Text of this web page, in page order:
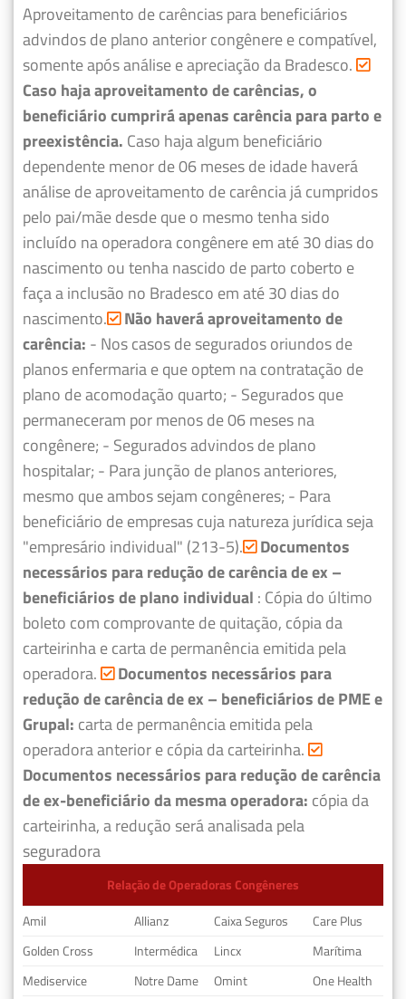
Aproveitamento de carências para beneficiários
advindos de plano anterior congênere e compatível,
somente após análise e apreciação da Bradesco.
Caso haja aproveitamento de carências, o
beneficiário cumprirá apenas carência para parto e
preexistência. Caso haja algum beneficiário
dependente menor de 06 meses de idade haverá
análise de aproveitamento de carência já cumpridos
pelo pai/mãe desde que o mesmo tenha sido
incluído na operadora congênere em até 30 dias do
nascimento ou tenha nascido de parto coberto e
faça a inclusão no Bradesco em até 30 dias do
nascimento. Não haverá aproveitamento de
carência: - Nos casos de segurados oriundos de
planos enfermaria e que optem na contratação de
plano de acomodação quarto; - Segurados que
permaneceram por menos de 06 meses na
congênere; - Segurados advindos de plano
hospitalar; - Para junção de planos anteriores,
mesmo que ambos sejam congêneres; - Para
beneficiário de empresas cuja natureza jurídica seja
"empresário individual" (213-5). Documentos
necessários para redução de carência de ex –
beneficiários de plano individual : Cópia do último
boleto com comprovante de quitação, cópia da
carteirinha e carta de permanência emitida pela
operadora.
Documentos necessários para
redução de carência de ex – beneficiários de PME e
Grupal: carta de permanência emitida pela
operadora anterior e cópia da carteirinha.
Documentos necessários para redução de carência
de ex-beneficiário da mesma operadora: cópia da
carteirinha, a redução será analisada pela
seguradora
Relação de Operadoras Congêneres
Amil
Allianz Caixa Seguros
Care Plus
Golden Cross
Intermédica Lincx
Marítima
Mediservice
Notre Dame Omint
One Health